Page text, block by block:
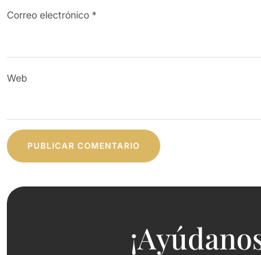
Correo electrónico *
Web